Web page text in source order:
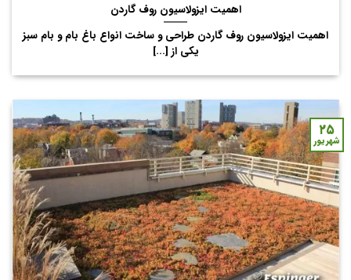
اهمیت ایزولاسیون روف گاردن
اهمیت ایزولاسیون روف گاردن طراحی و ساخت انواع باغ بام و بام سبز
یکی از [...]
۲۵
شهریور